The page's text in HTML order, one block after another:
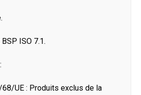
BSP ISO 7.1.
:
UE : Produits exclus de la